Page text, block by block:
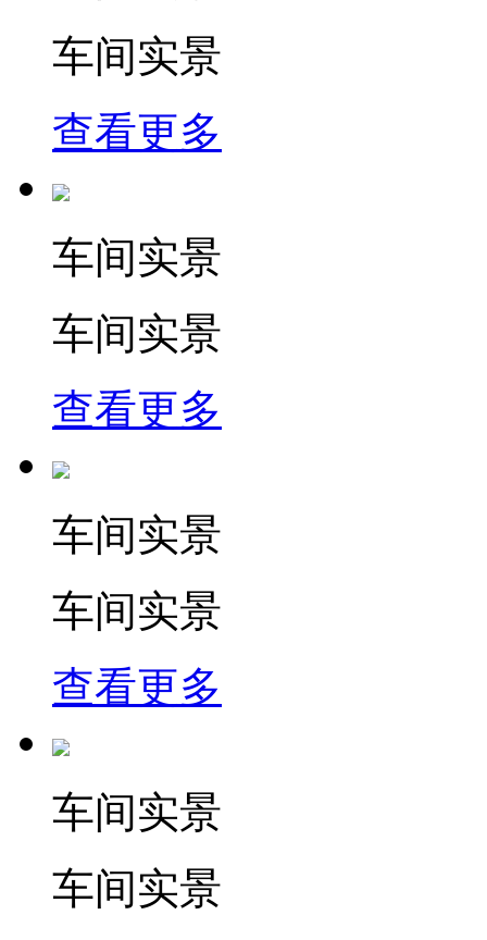
车间实景
查看更多
车间实景
车间实景
查看更多
车间实景
车间实景
查看更多
车间实景
车间实景